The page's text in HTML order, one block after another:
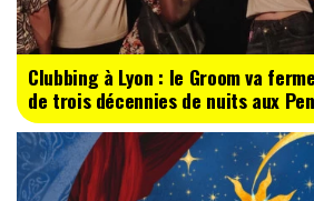
Clubbing à Lyon : le Groom va
de trois décennies de nuits aux